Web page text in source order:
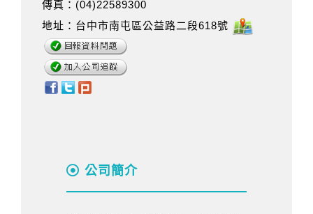
傳真：(04)22589300
地址：台中市南屯區公益路二段618號
公司簡介